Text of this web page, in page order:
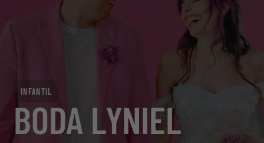
PANTALLAS PUBLICITARIAS
PANTALLAS PUBLICITARIAS
SOBRE CAPITOL
INFANTIL
BODA LYNIEL